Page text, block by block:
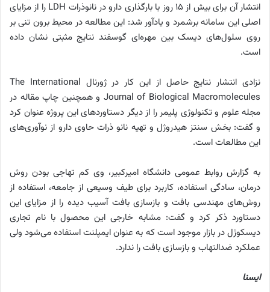
انتشار آن برای بیش از ۱۵ روز با بارگذاری دارو در نانوذرات LDH را از مزایای
اصلی این سامانه برشمرد و یادآور شد: این مطالعه در محیط برون تنی بر
روی سلول‌های دیسک بین مهره‌ای گوسفند نتایج مثبتی نشان داده
است.
نزادی انتشار نتایج حاصل از این کار در ژورنال The International
Journal of Biological Macromolecules و همچنین چاپ مقاله در
مجله علوم و تکنولوژی پلیمر را از دیگر دستاوردهای این پروژه عنوان کرد
و گفت: بخش سنتز هیدروژل و تهیه نانو ذرات حاوی دارو از نوآوری‌های
این مطالعات است.
به گزارش روابط عمومی دانشگاه امیرکبیر، وی کم تهاجی بودن روش
درمان، سادگی استفاده، کاربرد برای طیف وسیعی از جامعه، استفاده از
روش‌های مهندسی بافت و بازسازی بافت آسیب دیده را از مزایای این
دستاورد ذکر کرد و گفت: مشابه خارجی این محصول با نام تجاری
دیسکوژل در بازار موجود است که به عنوان ایمپلنت استفاده می‌شود ولی
عملکرد ضدالتهاب و بازسازی بافت را ندارد.
ایسنا